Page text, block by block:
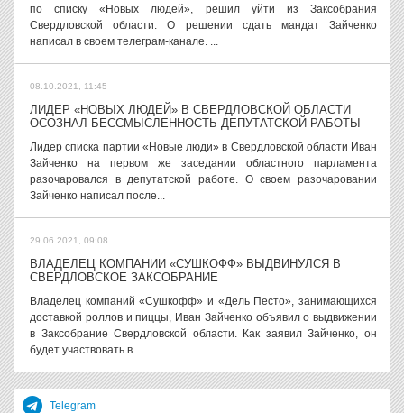
по списку «Новых людей», решил уйти из Заксобрания
Свердловской области. О решении сдать мандат Зайченко
написал в своем телеграм-канале. ...
08.10.2021, 11:45
ЛИДЕР «НОВЫХ ЛЮДЕЙ» В СВЕРДЛОВСКОЙ ОБЛАСТИ
ОСОЗНАЛ БЕССМЫСЛЕННОСТЬ ДЕПУТАТСКОЙ РАБОТЫ
Лидер списка партии «Новые люди» в Свердловской области Иван
Зайченко на первом же заседании областного парламента
разочаровался в депутатской работе. О своем разочаровании
Зайченко написал после...
29.06.2021, 09:08
ВЛАДЕЛЕЦ КОМПАНИИ «СУШКОФФ» ВЫДВИНУЛСЯ В
СВЕРДЛОВСКОЕ ЗАКСОБРАНИЕ
Владелец компаний «Сушкофф» и «Дель Песто», занимающихся
доставкой роллов и пиццы, Иван Зайченко объявил о выдвижении
в Заксобрание Свердловской области. Как заявил Зайченко, он
будет участвовать в...
Telegram